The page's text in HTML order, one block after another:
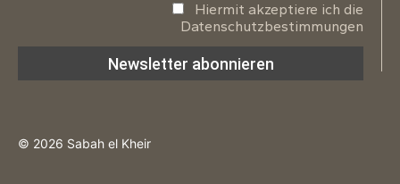
Hiermit akzeptiere ich die
Datenschutzbestimmungen
© 2026 Sabah el Kheir